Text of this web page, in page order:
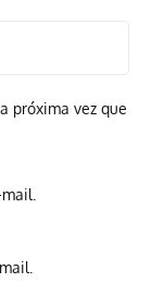
próxima vez que